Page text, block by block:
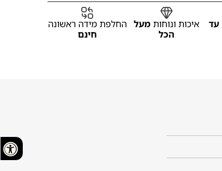
עד איכות ונוחות מעל
הכל
החלפת מידה ראשונה
חינם